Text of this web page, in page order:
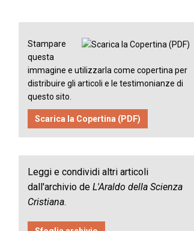
Stampare
questa
immagine e utilizzarla come copertina per
distribuire gli articoli e le testimonianze di
questo sito.
Scarica la Copertina (PDF)
Leggi e condividi altri articoli
dall'archivio de L'Araldo della Scienza
Cristiana.